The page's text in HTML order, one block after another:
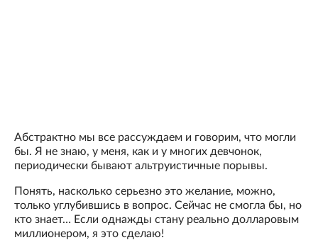
Абстрактно мы все рассуждаем и говорим, что могли
бы. Я не знаю, у меня, как и у многих девчонок,
периодически бывают альтруистичные порывы.
Понять, насколько серьезно это желание, можно,
только углубившись в вопрос. Сейчас не смогла бы, но
кто знает… Если однажды стану реально долларовым
миллионером, я это сделаю!